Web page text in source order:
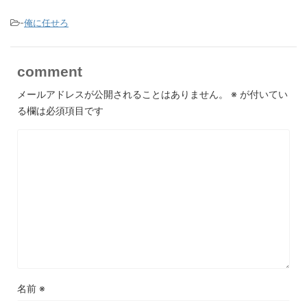
-俺に任せろ
comment
メールアドレスが公開されることはありません。 ※ が付いてい
る欄は必須項目です
名前 ※